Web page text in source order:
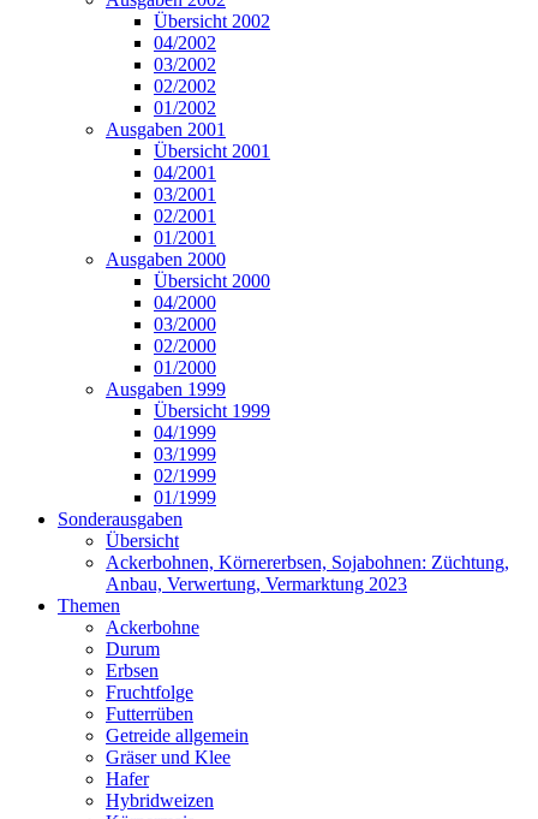
Übersicht 2002
04/2002
03/2002
02/2002
01/2002
Ausgaben 2001
Übersicht 2001
04/2001
03/2001
02/2001
01/2001
Ausgaben 2000
Übersicht 2000
04/2000
03/2000
02/2000
01/2000
Ausgaben 1999
Übersicht 1999
04/1999
03/1999
02/1999
01/1999
Sonderausgaben
Übersicht
Ackerbohnen, Körnererbsen, Sojabohnen: Züchtung,
Anbau, Verwertung, Vermarktung 2023
Themen
Ackerbohne
Durum
Erbsen
Fruchtfolge
Futterrüben
Getreide allgemein
Gräser und Klee
Hafer
Hybridweizen